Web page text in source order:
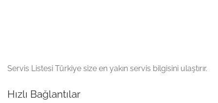
Servis Listesi Türkiye size en yakın servis bilgisini ulaştırır.
Hızlı Bağlantılar